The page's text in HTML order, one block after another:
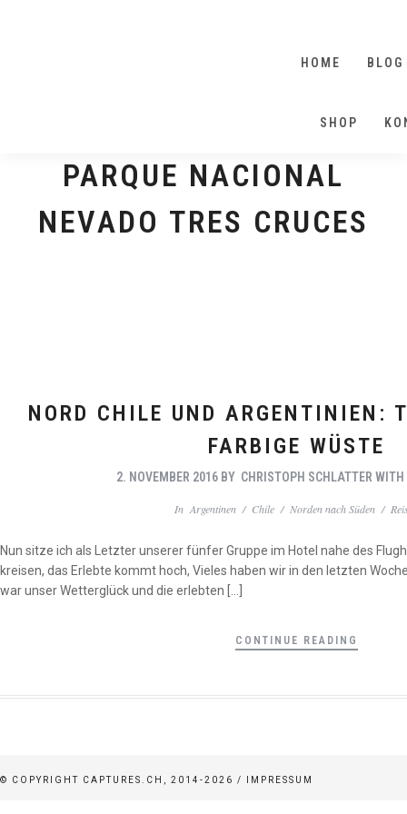
HOME BLOG
SHOP
PARQUE NACIONAL
NEVADO TRES CRUCES
NORD CHILE UND ARGENTINIEN:
FARBIGE WÜSTE
2. NOVEMBER 2016 BY CHRISTOPH SCHLATTER
In Argentinen/ Chile/ Norden nach Süden/
Nun sitze ich als Letzter unserer fünfer Gruppe im Hotel nahe des
kreisen, das Erlebte kommt hoch, Vieles haben wir in den letzten
war unser Wetterglück und die erlebten […]
CONTINUE READING
© COPYRIGHT CAPTURES.CH, 2014-2026 / IMPRESSUM